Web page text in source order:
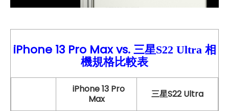
iPhone 13 Pro Max vs. 三星S22 Ultra相
機規格比較表
iPhone 13 Pro
Max
三星S22 Ultra